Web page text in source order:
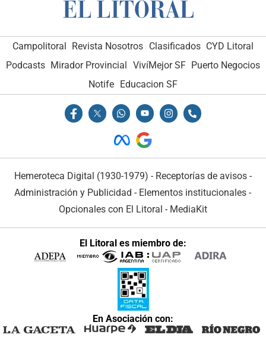
Campolitoral Revista Nosotros Clasificados CYD Litoral
Podcasts Mirador Provincial VivíMejor SF Puerto Negocios
Notife
Educacion SF
Hemeroteca Digital (1930-1979) - Receptorías de avisos -
Administración y Publicidad - Elementos institucionales -
Opcionales con El Litoral - MediaKit
El Litoral es miembro de:
En Asociación con: